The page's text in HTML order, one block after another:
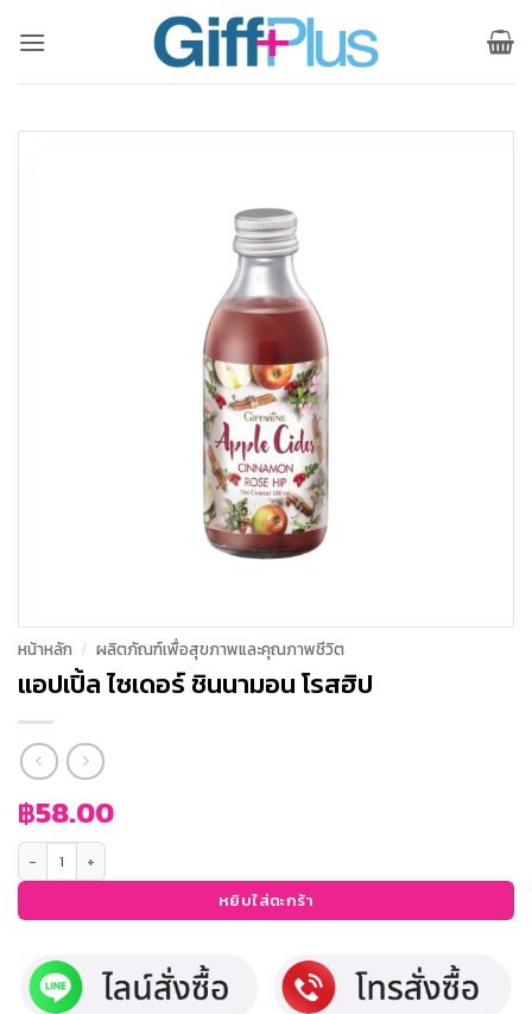
หน้าหลัก / ผลิตภัณฑ์เพื่อสุขภาพและคุณภาพชีวิต
แอปเปิ้ล ไซเดอร์ ชินนามอน โรสฮิป
฿58.00
จำนวน แอปเปิ้ล ไซเดอร์ ชินนามอน โรสฮิป ชิ้น
หยิบใส่ตะกร้า